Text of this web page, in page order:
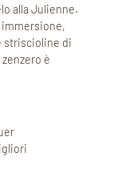
alla Julienne.
immersione,
striscioline di
è